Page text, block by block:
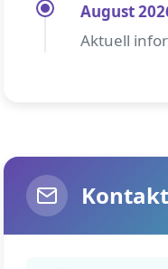
August
Aktuell